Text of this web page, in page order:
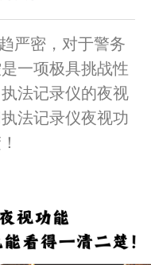
严密，对于警务
一项极具挑战性
法记录仪的夜视
法记录仪夜视功